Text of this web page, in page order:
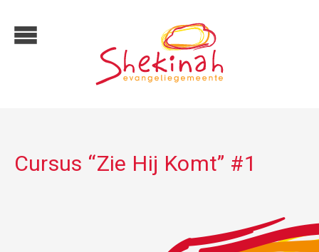
Cursus “Zie Hij Komt” #1